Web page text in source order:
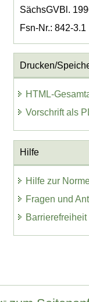
SächsGVBl.
Fsn-Nr.: 842-3.1
Drucken/
HTML-
Vorschrift als
Hilfe
Hilfe zur
Fragen und
Barrierefreiheit